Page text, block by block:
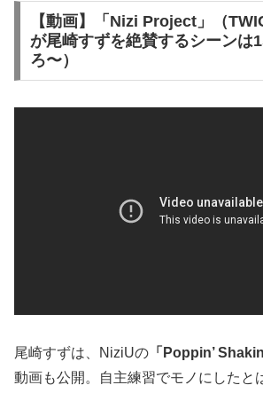
【動画】「Nizi Project」（
が尾崎すずを絶賛するシーンは
ろ〜）
尾崎すずは、NiziUの 「Poppin’
動画も公開。自主練習でモノにしたと